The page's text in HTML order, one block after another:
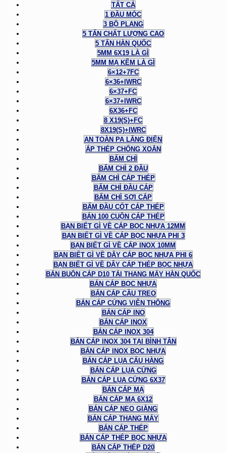
TẤT CẢ
1 ĐẦU MÓC
3 BỘ PLANG
5 TẤN CHẤT LƯỢNG CAO
5 TẤN HÀN QUỐC
5MM 6X19 LÀ GÌ
5MM MẠ KẼM LÀ GÌ
6×12+7FC
6×36+IWRC
6×37+FC
6×37+IWRC
6X36+FC
8 X19(S)+FC
8X19(S)+IWRC
AN TOÀN PA LĂNG ĐIỆN
ÁP THÉP CHỐNG XOẮN
BẤM CHÌ
BẤM CHÌ 2 ĐẦU
BẤM CHÌ CÁP THÉP
BẤM CHÌ ĐẦU CÁP
BẤM CHÌ SỢI CÁP
BẤM ĐẦU CỐT CÁP THÉP
BÁN 100 CUỘN CÁP THÉP
BẠN BIẾT GÌ VỀ CÁP BỌC NHỰA 12MM
BẠN BIẾT GÌ VỀ CÁP BỌC NHỰA PHI 3
BẠN BIẾT GÌ VỀ CÁP INOX 10MM
BẠN BIẾT GÌ VỀ DÂY CÁP BỌC NHỰA PHI 6
BẠN BIẾT GÌ VỀ DÂY CÁP THÉP BỌC NHỰA
BÁN BUÔN CÁP D10 TẢI THANG MÁY HÀN QUỐC
BÁN CÁP BỌC NHỰA
BÁN CÁP CẦU TREO
BÁN CÁP CỨNG VIỄN THÔNG
BÁN CÁP INO
BÁN CÁP INOX
BÁN CÁP INOX 304
BÁN CÁP INOX 304 TẠI BÌNH TÂN
BÁN CÁP INOX BỌC NHỰA
BÁN CÁP LỤA CẨU HÀNG
BÁN CÁP LỤA CỨNG
BÁN CÁP LỤA CỨNG 6X37
BÁN CÁP MẠ
BÁN CÁP MẠ 6X12
BÁN CÁP NEO GIẰNG
BÁN CÁP THANG MÁY
BÁN CÁP THÉP
BÁN CÁP THÉP BỌC NHỰA
BÁN CÁP THÉP D20